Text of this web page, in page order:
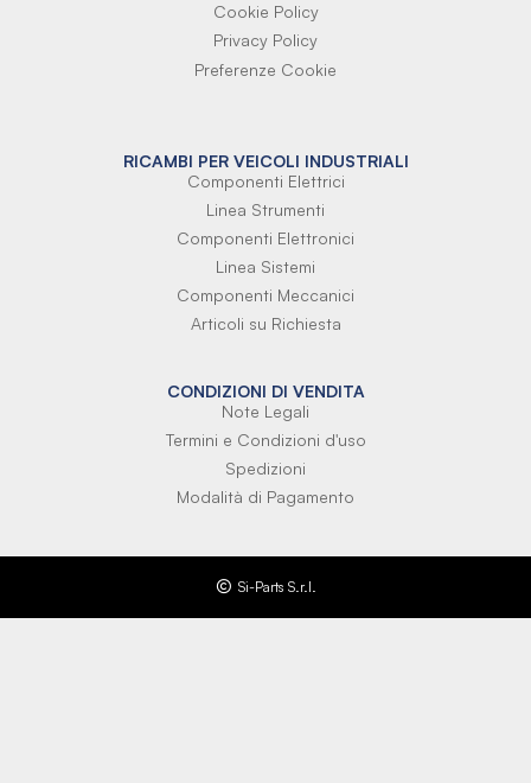
Cookie Policy
Privacy Policy
Preferenze Cookie
RICAMBI PER VEICOLI INDUSTRIALI
Componenti Elettrici
Linea Strumenti
Componenti Elettronici
Linea Sistemi
Componenti Meccanici
Articoli su Richiesta
CONDIZIONI DI VENDITA
Note Legali
Termini e Condizioni d'uso
Spedizioni
Modalità di Pagamento
Si-Parts S.r.l.